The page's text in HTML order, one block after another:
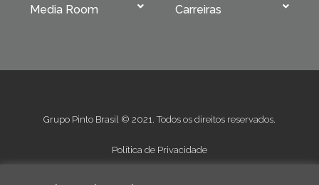
Media Room Carreiras
Grupo Pinto Brasil © 2021. Todos os direitos reservados.
Política de Privacidade